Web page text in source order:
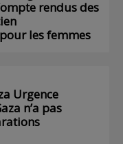
rendus des
les femmes
Urgence
n’a pas